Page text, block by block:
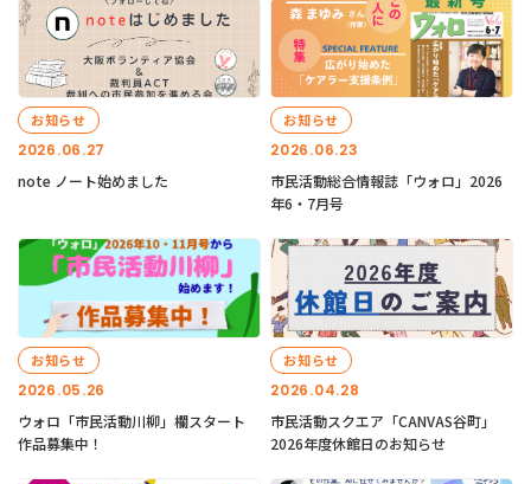
2026.06.27
お知らせ
note ノート始めました
2026.06.23
お知らせ
市民活動総合情報誌「ウォロ」2026
年6・7月号
2026.05.26
お知らせ
ウォロ「市民活動川柳」欄スタート
作品募集中！
2026.04.28
お知らせ
市民活動スクエア「CANVAS谷町」
2026年度休館日のお知らせ